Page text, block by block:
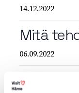
14.12.2022
Mitä
06.09.2022
Retkeily